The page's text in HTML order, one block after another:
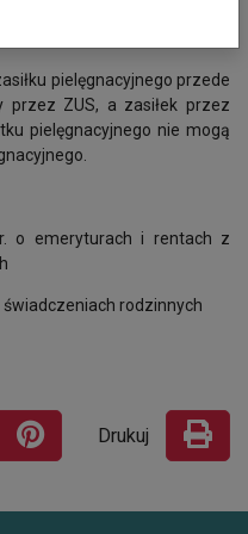
pielęgnacyjnego przede
przez ZUS, a zasiłek przez
pielęgnacyjnego nie mogą
o emeryturach i rentach z
rodzinnych
Drukuj